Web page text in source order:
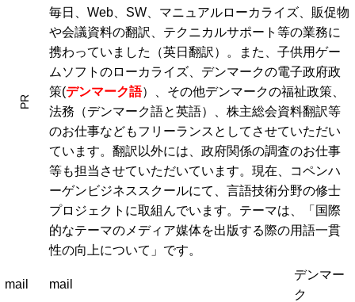
PR
毎日、Web、SW、マニュアルローカライズ、販促物
や会議資料の翻訳、テクニカルサポート等の業務に
携わっていました（英日翻訳）。また、子供用ゲー
ムソフトのローカライズ、デンマークの電子政府政
策(デンマーク語）、その他デンマークの福祉政策、
法務（デンマーク語と英語）、株主総会資料翻訳等
のお仕事などもフリーランスとしてさせていただい
ています。翻訳以外には、政府関係の調査のお仕事
等も担当させていただいています。現在、コペンハ
ーゲンビジネススクールにて、言語技術分野の修士
プロジェクトに取組んでいます。テーマは、「国際
的なテーマのメディア媒体を出版する際の用語一貫
性の向上について」です。
mail mail
デンマー
ク